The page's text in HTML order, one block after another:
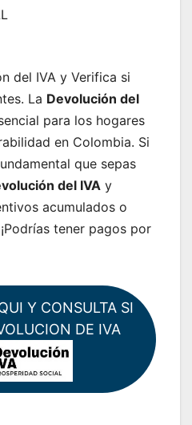
del IVA y Verifica si
La Devolución del
para los hogares
en Colombia. Si
que sepas
del IVA y
acumulados o
tener pagos por
Y CONSULTA SI
DE IVA